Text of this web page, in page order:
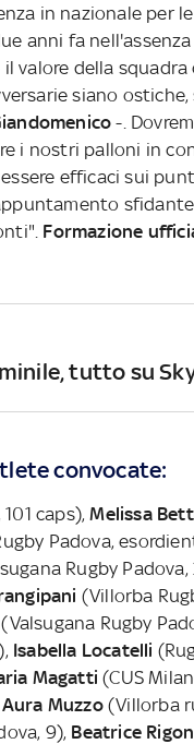
in nazionale per
anni fa
il valore della
siano
-.
i nostri palloni in
efficaci sui
Formazione
tutto su
convocate:
caps), Melissa
Padova,
Rugby Padova,
(Villorba
(Valsugana Rugby
Isabella Locatelli
Magatti (CUS
Aura Muzzo(Villorba
9), Beatrice